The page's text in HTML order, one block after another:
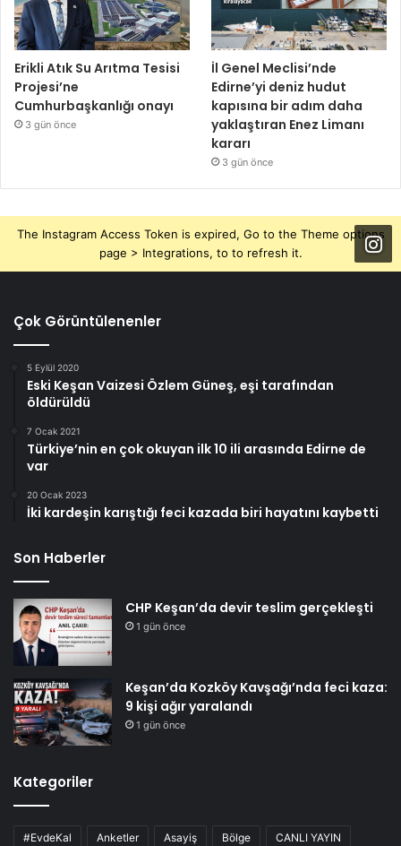
Erikli Atık Su Arıtma Tesisi
Projesi’ne
Cumhurbaşkanlığı onayı
3 gün önce
İl Genel Meclisi’nde
Edirne’yi deniz hudut
kapısına bir adım daha
yaklaştıran Enez Limanı
kararı
3 gün önce
The Instagram Access Token is expired, Go to the Theme options
page > Integrations, to to refresh it.
Çok Görüntülenenler
5 Eylül 2020
Eski Keşan Vaizesi Özlem Güneş, eşi tarafından
öldürüldü
7 Ocak 2021
Türkiye’nin en çok okuyan ilk 10 ili arasında Edirne de
var
20 Ocak 2023
İki kardeşin karıştığı feci kazada biri hayatını kaybetti
Son Haberler
CHP Keşan’da devir teslim gerçekleşti
1 gün önce
Keşan’da Kozköy Kavşağı’nda feci kaza:
9 kişi ağır yaralandı
1 gün önce
Kategoriler
#EvdeKal Anketler Asayiş Bölge CANLI YAYIN